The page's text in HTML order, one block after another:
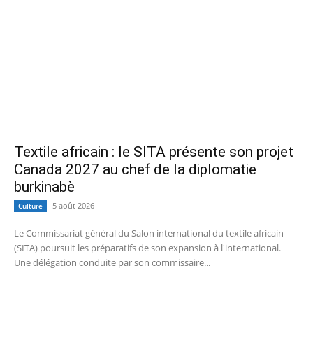
Textile africain : le SITA présente son projet
Canada 2027 au chef de la diplomatie
burkinabè
Culture 5 août 2026
Le Commissariat général du Salon international du textile africain
(SITA) poursuit les préparatifs de son expansion à l'international.
Une délégation conduite par son commissaire...